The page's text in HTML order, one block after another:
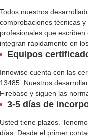
Todos nuestros
comprobaciones técnicas
profesionales que
integran rápidamente en
Equipos
Innowise cuenta con las
13485. Nuestros
Firebase y siguen las
3-5 días de
Usted tiene plazos.
días. Desde el primer